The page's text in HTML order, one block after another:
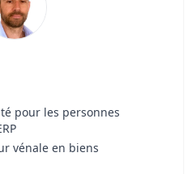
pour les personnes
vénale en biens